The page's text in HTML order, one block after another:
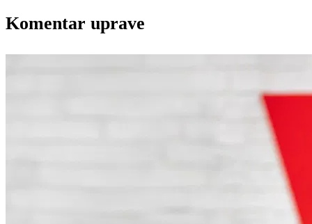
Komentar uprave